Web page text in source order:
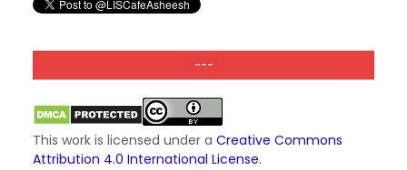
---
This work is licensed under a Creative Commons
Attribution 4.0 International License.